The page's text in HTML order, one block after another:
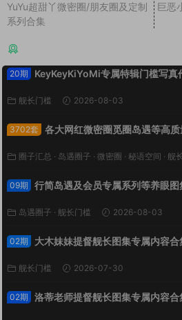
YuYu超甜丫微密圈/朋友圈及定制
系列合集
巨恶
20期 KeyKeyKiYoMi专属特辑门槛写
舰长门槛 2026-08-03
3702套 各大网红微密圈觅圈岛遇等高
圈子汇总 · 岛遇圈子 · 微密圈 · 秘语空间 · 舰
09期
行简岛遇及会员专属系列等养眼图
岛遇圈子 · 舰长门槛 2026-08-03
02期 大木妹妹提督舰长图集专属内容合
舰长门槛 2026-07-30
02期 洛蒂老师提督舰长图集专属内容合